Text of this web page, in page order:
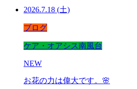
2026.7.18 (土)
ブログ
ケア・オアシス南風台
NEW
お花の力は偉大です。🌸